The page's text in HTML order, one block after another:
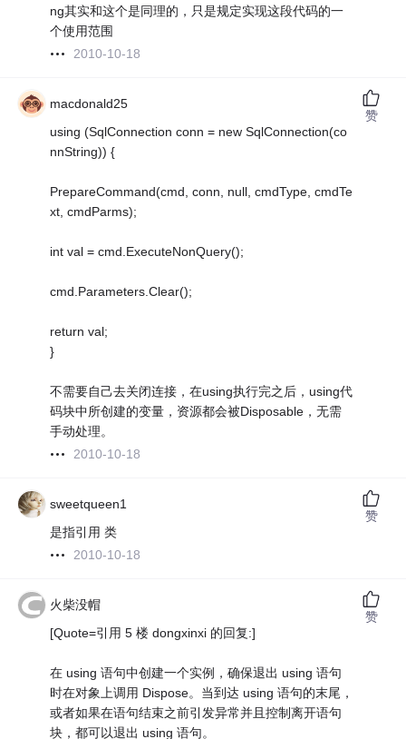
ng其实和这个是同理的，只是规定实现这段代码的一
个使用范围
2010-10-18
macdonald25
using (SqlConnection conn = new SqlConnection(co
nnString)) {
PrepareCommand(cmd, conn, null, cmdType, cmdTe
xt, cmdParms);
int val = cmd.ExecuteNonQuery();
cmd.Parameters.Clear();
return val;
}
不需要自己去关闭连接，在using执行完之后，using代
码块中所创建的变量，资源都会被Disposable，无需
手动处理。
2010-10-18
赞
sweetqueen1
是指引用 类
2010-10-18
赞
火柴没帽
[Quote=引用 5 楼 dongxinxi 的回复:]
在 using 语句中创建一个实例，确保退出 using 语句
时在对象上调用 Dispose。当到达 using 语句的末尾，
或者如果在语句结束之前引发异常并且控制离开语句
块，都可以退出 using 语句。
赞